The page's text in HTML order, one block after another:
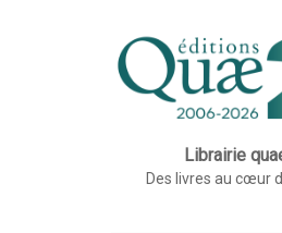
Librairie
Des livres au cœur